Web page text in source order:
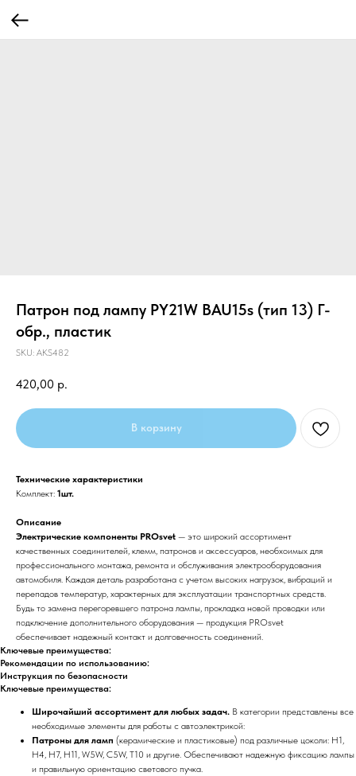
Патрон под лампу PY21W BAU15s (тип 13) Г-
обр., пластик
SKU: AKS482
420,00 р.
В корзину
Технические характеристики
Комплект: 1шт.
Описание
Электрические компоненты PROsvet — это широкий ассортимент
качественных соединителей, клемм, патронов и аксессуаров, необхоимых для
профессионального монтажа, ремонта и обслуживания электрооборудования
автомобиля. Каждая деталь разработана с учетом высоких нагрузок, вибраций и
перепадов температур, характерных для эксплуатации транспортных средств.
Будь то замена перегоревшего патрона лампы, прокладка новой проводки или
подключение дополнительного оборудования — продукция PROsvet
обеспечивает надежный контакт и долговечность соединений.
Ключевые преимущества:
Рекомендации по использованию:
Инструкция по безопасности
Ключевые преимущества:
Широчайший ассортимент для любых задач. В категории представлены все
необходимые элементы для работы с автоэлектрикой:
Патроны для ламп (керамические и пластиковые) под различные цоколи: H1,
H4, H7, H11, W5W, C5W, T10 и другие. Обеспечивают надежную фиксацию лампы
и правильную ориентацию светового пучка.